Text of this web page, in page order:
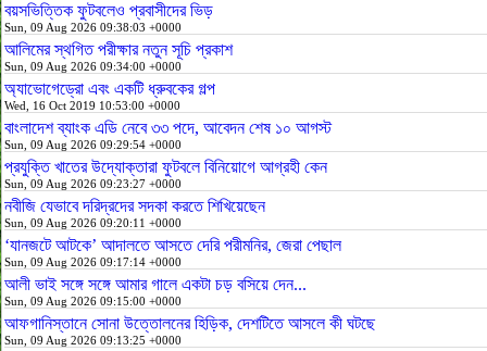
বয়সভিত্তিক ফুটবলেও প্রবাসীদের ভিড়
Sun, 09 Aug 2026 09:38:03 +0000
আলিমের স্থগিত পরীক্ষার নতুন সূচি প্রকাশ
Sun, 09 Aug 2026 09:34:00 +0000
অ্যাভোগেড্রো এবং একটি ধ্রুবকের গল্প
Wed, 16 Oct 2019 10:53:00 +0000
বাংলাদেশ ব্যাংক এডি নেবে ৩৩ পদে, আবেদন শেষ ১০ আগস্ট
Sun, 09 Aug 2026 09:29:54 +0000
প্রযুক্তি খাতের উদ্যোক্তারা ফুটবলে বিনিয়োগে আগ্রহী কেন
Sun, 09 Aug 2026 09:23:27 +0000
নবীজি যেভাবে দরিদ্রদের সদকা করতে শিখিয়েছেন
Sun, 09 Aug 2026 09:20:11 +0000
‘যানজটে আটকে’ আদালতে আসতে দেরি পরীমনির, জেরা পেছাল
Sun, 09 Aug 2026 09:17:14 +0000
আলী ভাই সঙ্গে সঙ্গে আমার গালে একটা চড় বসিয়ে দেন...
Sun, 09 Aug 2026 09:15:00 +0000
আফগানিস্তানে সোনা উত্তোলনের হিড়িক, দেশটিতে আসলে কী ঘটছে
Sun, 09 Aug 2026 09:13:25 +0000